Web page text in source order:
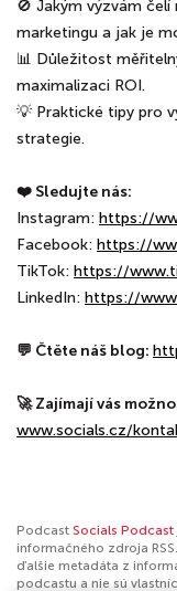
🚫 Jakým výzvám
marketingu a jak je
📊 Důležitost
maximalizaci ROI.
💡 Praktické tipy pro
strategie.
❤️ Sledujte nás:
Instagram: ⁠⁠⁠⁠⁠⁠⁠⁠⁠⁠⁠https://
Facebook: ⁠⁠⁠⁠⁠⁠⁠⁠⁠⁠⁠https://
TikTok: ⁠⁠⁠⁠⁠⁠⁠⁠⁠⁠⁠https://
LinkedIn: ⁠⁠⁠⁠⁠⁠⁠⁠⁠⁠⁠https://
💬 Čtěte náš blog:
🚀 Zajímají vás
⁠⁠⁠⁠⁠⁠⁠⁠⁠www.socials.cz/
Podcast Socials Podcast
informačného zdroja
ďalšie metadáta z
podcastu a nie sú